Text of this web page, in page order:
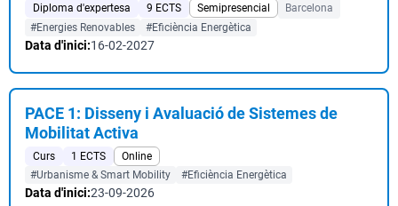
Diploma d'expertesa 9 ECTS Semipresencial
Barcelona
#Energies Renovables
#Eficiència Energètica
Data d'inici:16-02-2027
PACE 1: Disseny i Avaluació de Sistemes de
Mobilitat Activa
Curs 1 ECTS
Online
#Urbanisme & Smart Mobility
#Eficiència Energètica
Data d'inici:23-09-2026